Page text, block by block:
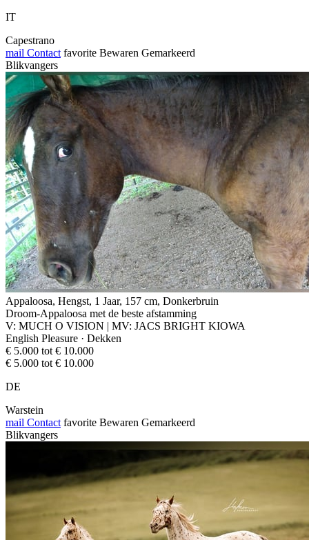
IT
Capestrano
mail Contact favorite Bewaren Gemarkeerd
Blikvangers
Appaloosa, Hengst, 1 Jaar, 157 cm, Donkerbruin
Droom-Appaloosa met de beste afstamming
V: MUCH O VISION | MV: JACS BRIGHT KIOWA
English Pleasure · Dekken
€ 5.000 tot € 10.000
€ 5.000 tot € 10.000
DE
Warstein
mail Contact favorite Bewaren Gemarkeerd
Blikvangers